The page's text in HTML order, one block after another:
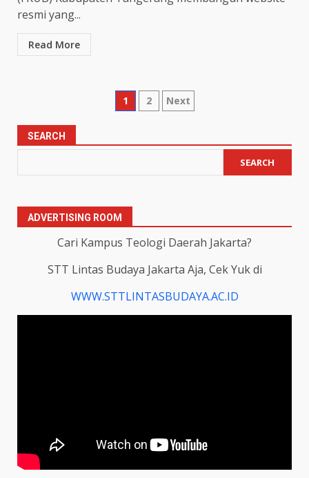
resmi yang...
Read More
Posts
1 2 Next
SEARCH
SEARCH
ADVERTISING ROOM
Cari Kampus Teologi Daerah Jakarta?
STT Lintas Budaya Jakarta Aja, Cek Yuk di
WWW.STTLINTASBUDAYA.AC.ID